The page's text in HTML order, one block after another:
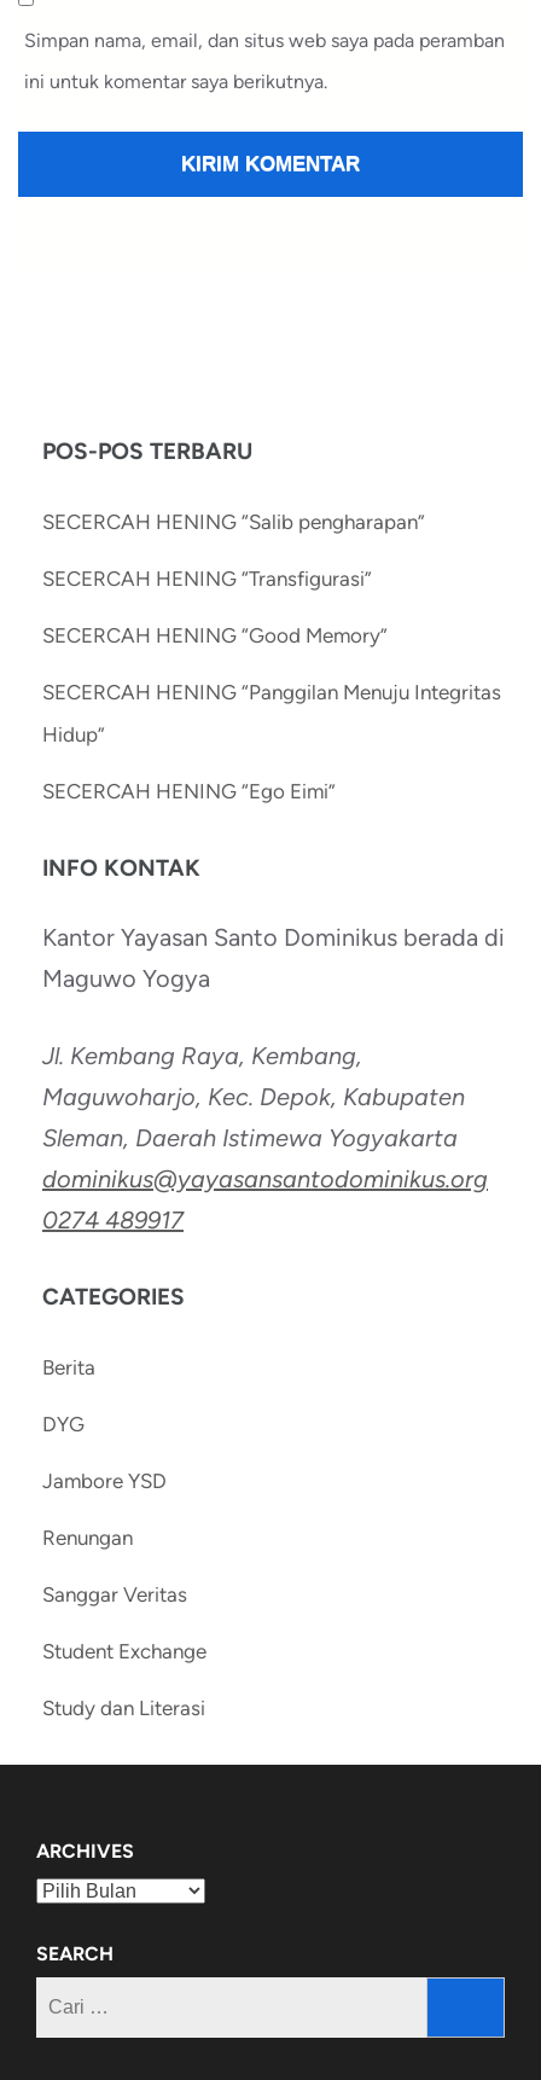
Simpan nama, email, dan situs web saya pada peramban
ini untuk komentar saya berikutnya.
POS-POS TERBARU
SECERCAH HENING “Salib pengharapan”
SECERCAH HENING “Transfigurasi”
SECERCAH HENING “Good Memory”
SECERCAH HENING “Panggilan Menuju Integritas
Hidup”
SECERCAH HENING “Ego Eimi”
INFO KONTAK
Kantor Yayasan Santo Dominikus berada di
Maguwo Yogya
Jl. Kembang Raya, Kembang,
Maguwoharjo, Kec. Depok, Kabupaten
Sleman, Daerah Istimewa Yogyakarta
dominikus@yayasansantodominikus.org
0274 489917
CATEGORIES
Berita
DYG
Jambore YSD
Renungan
Sanggar Veritas
Student Exchange
Study dan Literasi
ARCHIVES
Archives
SEARCH